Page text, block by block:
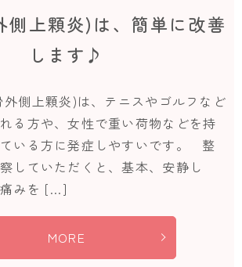
側上顆炎)は、簡単に改善
します♪
外側上顆炎)は、テニスやゴルフなど
る方や、女性で重い荷物などを持
いる方に発症しやすいです。 整
していただくと、基本、安静し
痛みを […]
MORE